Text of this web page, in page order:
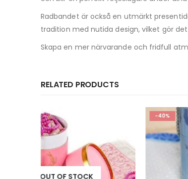
Radbandet är också en utmärkt
tradition med nutida design, vilket gör
Skapa en mer närvarande och fridfull
RELATED PRODUCTS
-40%